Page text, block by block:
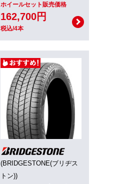
ホイールセット販売価格
162,700円
税込/4本
(BRIDGESTONE(ブリヂス
トン))